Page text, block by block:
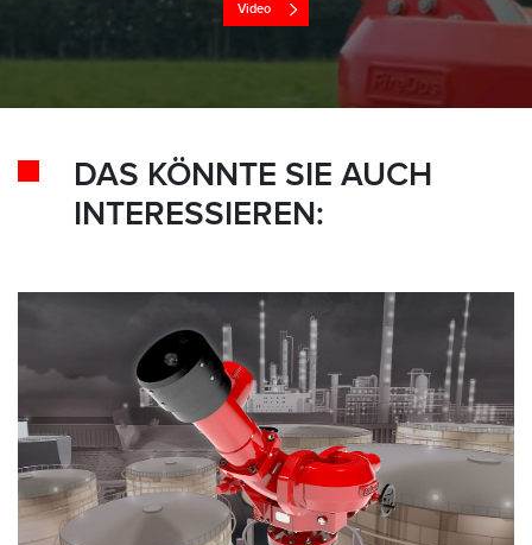
Video
DAS KÖNNTE SIE AUCH
INTERESSIEREN: